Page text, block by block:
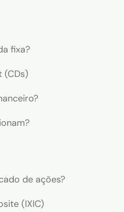
fixa?
(CDs)
de ações?
(IXIC)